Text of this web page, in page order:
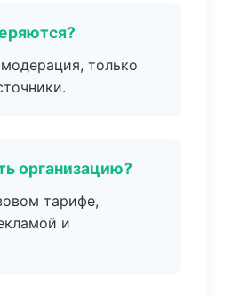
только
организацию?
тарифе,
и